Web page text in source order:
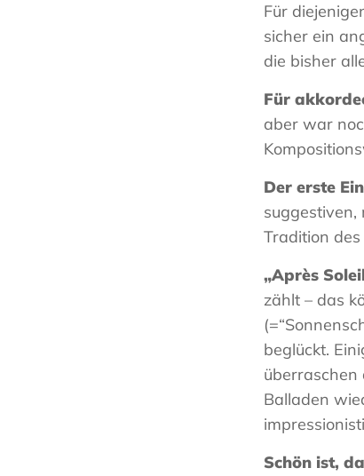
Für
sicher ein
die bisher
Für
aber war
Der erste
Tradition des
„Après
zählt – das
beglückt.
überraschen
Balladen
Schön ist,